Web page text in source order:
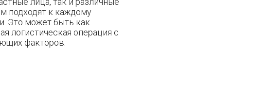
подходят к каждому
Это может быть как
логистическая операция с
факторов.